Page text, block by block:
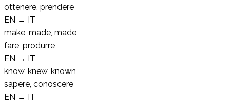
ottenere, prendere
EN →
IT
make, made, made
fare, produrre
EN →
IT
know, knew, known
sapere, conoscere
EN → IT